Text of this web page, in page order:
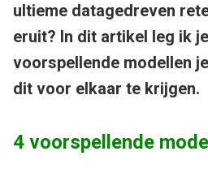
ultieme datagedreven
eruit? In dit artikel leg ik
voorspellende modellen
dit voor elkaar te krijgen.
4 voorspellende